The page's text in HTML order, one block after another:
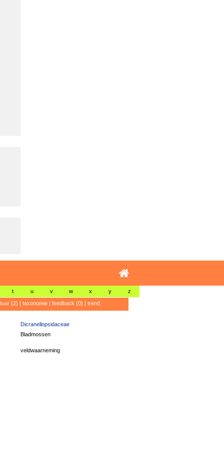
t u v w x y z
(2) | taxonomie| feedback (0) | trend
Dicranellopsidaceae
Bladmossen
veldwaarneming